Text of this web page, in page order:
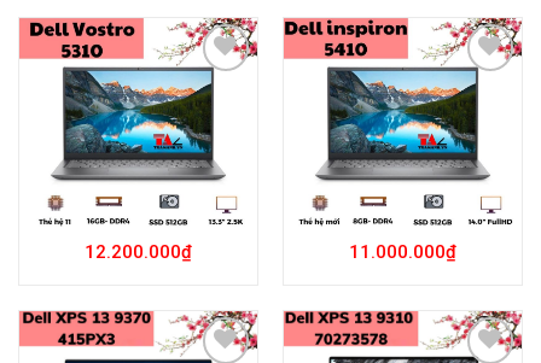
Add to
Wishlist
12.200.000₫
Add to
Wishlist
11.000.000₫